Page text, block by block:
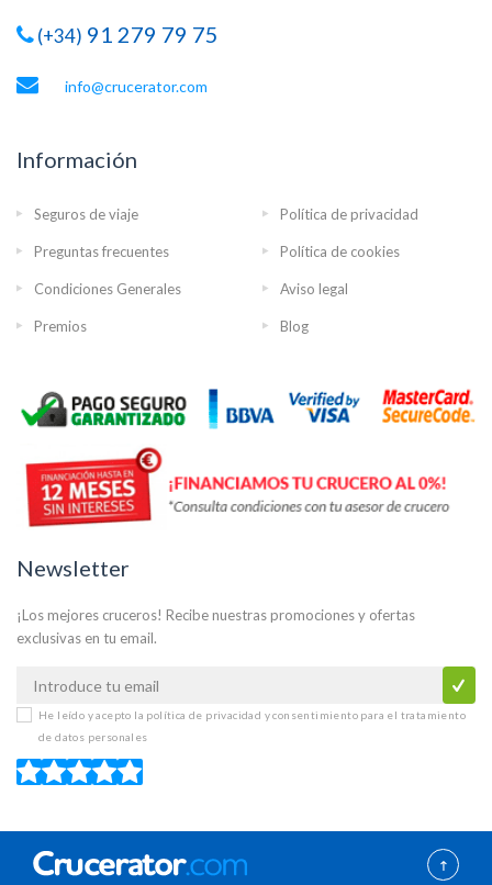
(+34) 91 279 79 75
info@crucerator.com
Información
Seguros de viaje Política de privacidad
Preguntas frecuentes Política de cookies
Condiciones Generales Aviso legal
Premios Blog
Newsletter
¡Los mejores cruceros! Recibe nuestras promociones y ofertas
exclusivas en tu email.
He leído y acepto la política de privacidad y consentimiento para el tratamiento
de datos personales